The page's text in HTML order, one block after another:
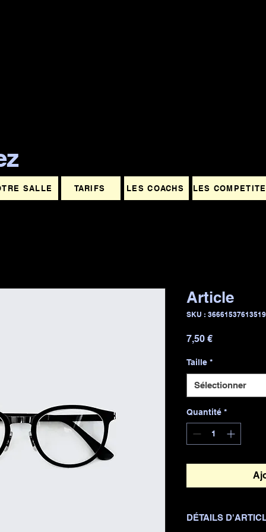
SALLE TARIFS LES COACHS LES
Article
SKU :
7,50 €Prix
Taille *
Sélectionner
Quantité *
DÉTAILS